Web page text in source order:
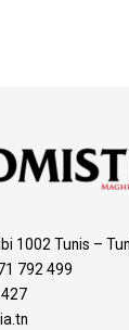
1002 Tunis –
792 499